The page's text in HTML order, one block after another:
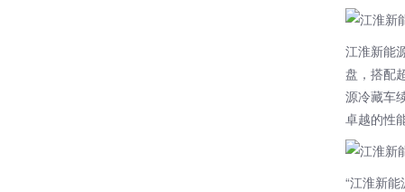
江淮新能
盘，搭配
源冷藏车
卓越的性
“江淮新